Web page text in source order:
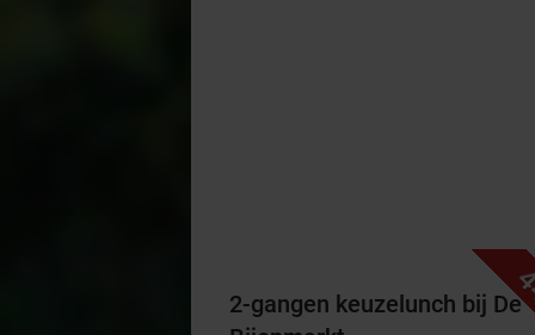
2-gangen keuzelunch bij De